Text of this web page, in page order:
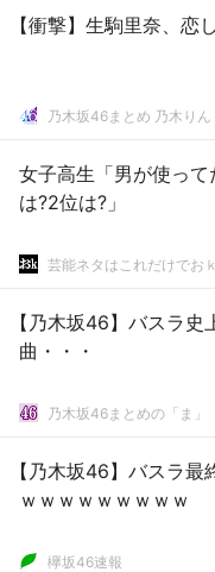
【衝撃】生駒里奈、恋
乃木坂46まとめ 乃木りん
女子高生「男が使っ
は?2位は?」
芸能ネタはこれだけでおｋ
【乃木坂46】バスラ
曲・・・
乃木坂46まとめの「ま」
【乃木坂46】バスラ
ｗｗｗｗｗｗｗｗｗ
欅坂46速報